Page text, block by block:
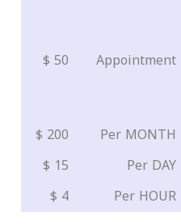
Appointment
50 $
Per MONTH
200 $
Per DAY
15 $
Per HOUR
4 $